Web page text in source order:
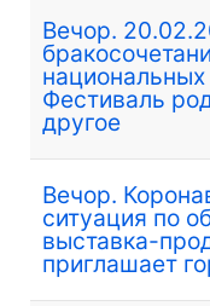
Вечор.
Фестиваль
другое
Вечор.
ситуация по
выставка-
приглашает